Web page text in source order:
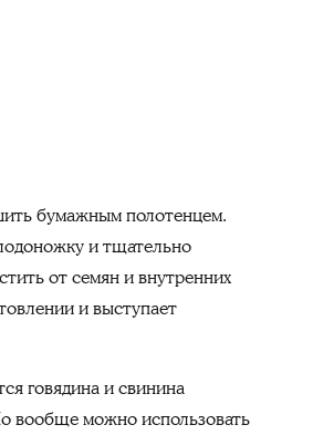
бумажным полотенцем.
и тщательно
от семян и внутренних
и выступает
говядина и свинина
вообще можно использовать